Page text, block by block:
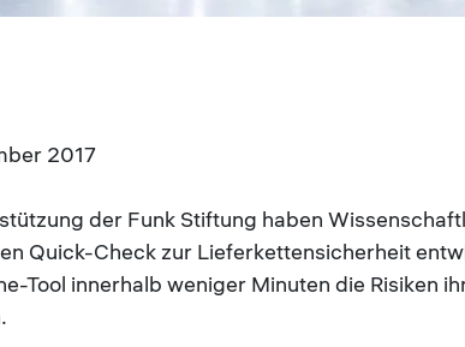
2017
der Funk Stiftung haben
Quick-Check zur Lieferkettensicherheit
Tool innerhalb weniger Minuten die Risiken